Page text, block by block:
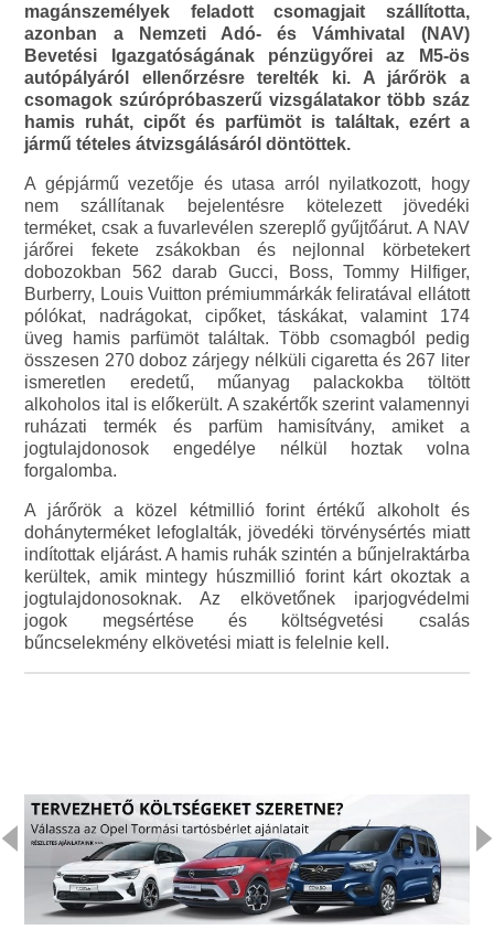
magánszemélyek feladott csomagjait szállította,
azonban a Nemzeti Adó- és Vámhivatal (NAV)
Bevetési Igazgatóságának pénzügyőrei az M5-ös
autópályáról ellenőrzésre terelték ki. A járőrök a
csomagok szúrópróbaszerű vizsgálatakor több száz
hamis ruhát, cipőt és parfümöt is találtak, ezért a
jármű tételes átvizsgálásáról döntöttek.
A gépjármű vezetője és utasa arról nyilatkozott, hogy
nem szállítanak bejelentésre kötelezett jövedéki
terméket, csak a fuvarlevélen szereplő gyűjtőárut. A NAV
járőrei fekete zsákokban és nejlonnal körbetekert
dobozokban 562 darab Gucci, Boss, Tommy Hilfiger,
Burberry, Louis Vuitton prémiummárkák feliratával ellátott
pólókat, nadrágokat, cipőket, táskákat, valamint 174
üveg hamis parfümöt találtak. Több csomagból pedig
összesen 270 doboz zárjegy nélküli cigaretta és 267 liter
ismeretlen eredetű, műanyag palackokba töltött
alkoholos ital is előkerült. A szakértők szerint valamennyi
ruházati termék és parfüm hamisítvány, amiket a
jogtulajdonosok engedélye nélkül hoztak volna
forgalomba.
A járőrök a közel kétmillió forint értékű alkoholt és
dohányterméket lefoglalták, jövedéki törvénysértés miatt
indítottak eljárást. A hamis ruhák szintén a bűnjelraktárba
kerültek, amik mintegy húszmillió forint kárt okoztak a
jogtulajdonosoknak. Az elkövetőnek iparjogvédelmi
jogok megsértése és költségvetési csalás
bűncselekmény elkövetési miatt is felelnie kell.